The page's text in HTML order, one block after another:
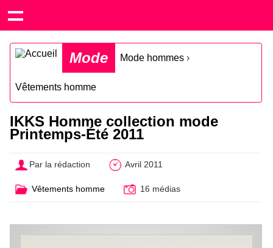
Mode Mode hommes ›
Vêtements homme
IKKS Homme collection mode
Printemps-Été 2011
Par la rédaction Avril 2011
Vêtements homme 16 médias